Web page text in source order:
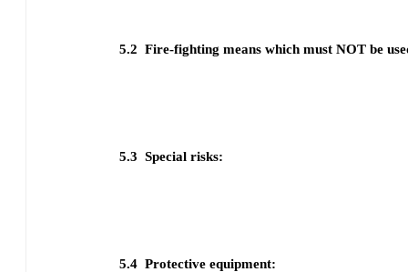
5.2 Fire-fighting means which must NOT be
5.3 Special risks:
5.4 Protective equipment: